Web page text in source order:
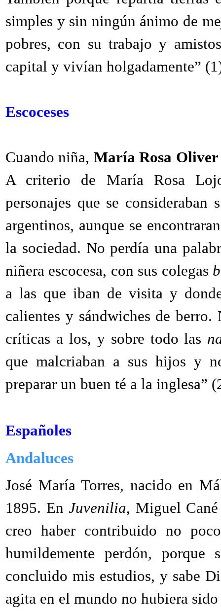
simples y sin ningún ánimo de
pobres, con su trabajo y
capital y vivían holgadamente”
Escoceses
Cuando niña, María Rosa Oliver
A criterio de María Rosa
personajes que se
argentinos, aunque se
la sociedad. No perdía una
niñera escocesa, con sus colegas
a las que iban de visita y
calientes y sándwiches de berro.
críticas a los, y sobre todo las
que malcriaban a sus hijos y
preparar un buen té a la inglesa”
Españoles
Andaluces
José María Torres, nacido en
1895. EnJuvenilia, Miguel Cané
creo haber contribuido no
humildemente perdón, porque
concluido mis estudios, y sabe
agita en el mundo no hubiera